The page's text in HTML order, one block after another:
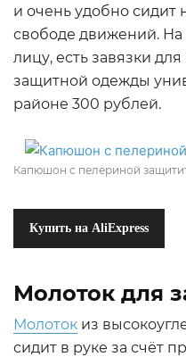
и очень удобно сидит
свободе движений.
лицу, есть завязки
защитной одежды
районе 300 рублей.
Капюшон с пелериной
Купить на AliExpress
Молоток для
Молоток из
сидит в руке за счёт